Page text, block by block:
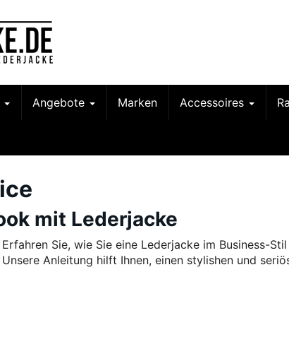
Angebote Marken Accessoires
mit Lederjacke
Erfahren Sie, wie Sie eine Lederjacke im Business-
Unsere Anleitung hilft Ihnen, einen stylishen und